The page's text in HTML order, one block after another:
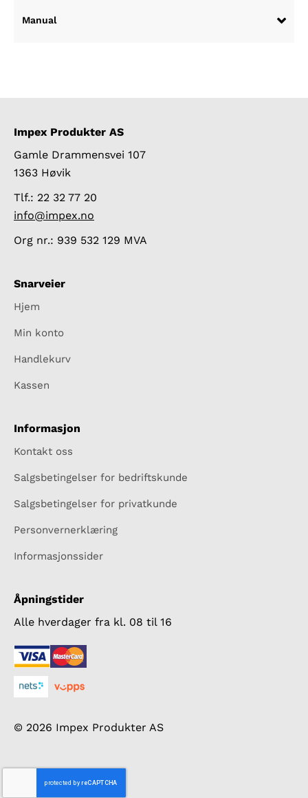
Manual
Impex Produkter AS
Gamle Drammensvei 107
1363 Høvik
Tlf.: 22 32 77 20
info@impex.no
Org nr.: 939 532 129 MVA
Snarveier
Hjem
Min konto
Handlekurv
Kassen
Informasjon
Kontakt oss
Salgsbetingelser for bedriftskunde
Salgsbetingelser for privatkunde
Personvernerklæring
Informasjonssider
Åpningstider
Alle hverdager fra kl. 08 til 16
© 2026 Impex Produkter AS